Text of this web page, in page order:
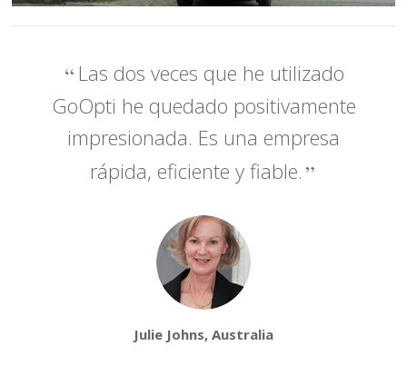
Las dos veces que he utilizado
GoOpti he quedado positivamente
impresionada. Es una empresa
rápida, eficiente y fiable.
Julie Johns, Australia